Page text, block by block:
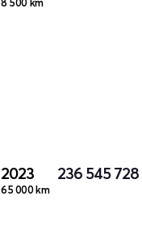
2023
65 000 km
236 545 728